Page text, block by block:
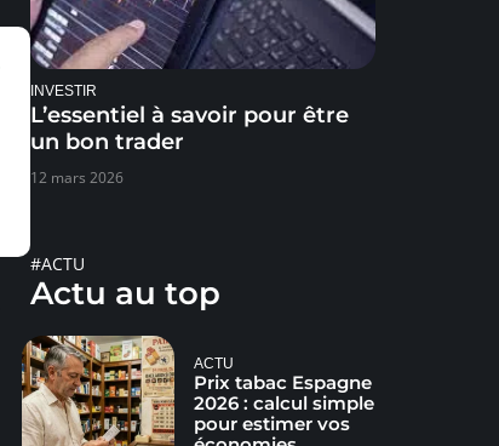
INVESTIR
L’essentiel à savoir pour être
un bon trader
12 mars 2026
#ACTU
Actu au top
ACTU
Prix tabac Espagne
2026 : calcul simple
pour estimer vos